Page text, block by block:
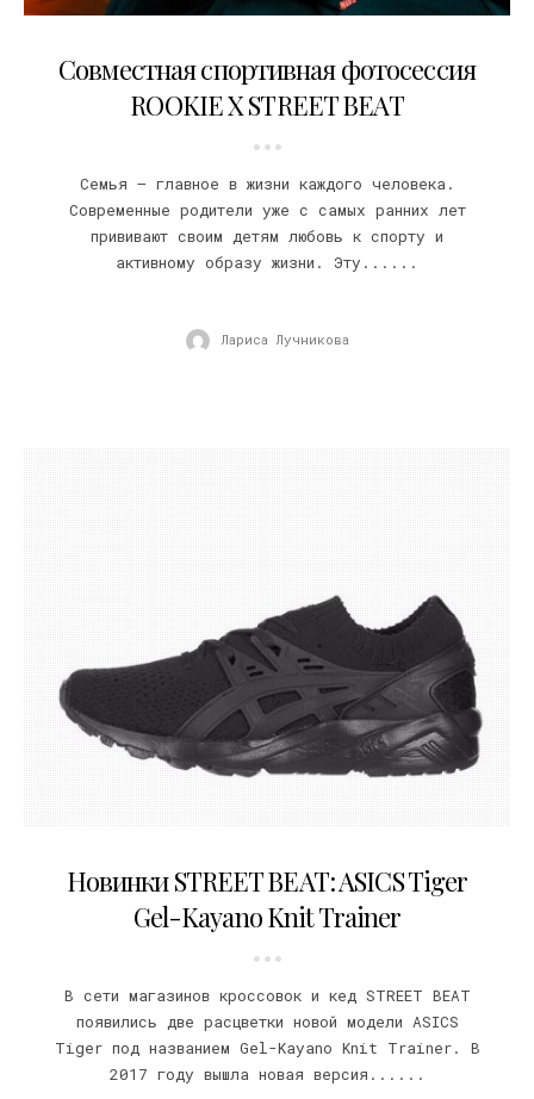
Совместная спортивная фотосессия
ROOKIE X STREET BEAT
Семья – главное в жизни каждого человека.
Современные родители уже с самых ранних лет
прививают своим детям любовь к спорту и
активному образу жизни. Эту......
Лариса Лучникова
Новинки STREET BEAT: ASICS Tiger
Gel-Kayano Knit Trainer
В сети магазинов кроссовок и кед STREET BEAT
появились две расцветки новой модели ASICS
Tiger под названием Gel-Kayano Knit Trainer. В
2017 году вышла новая версия......